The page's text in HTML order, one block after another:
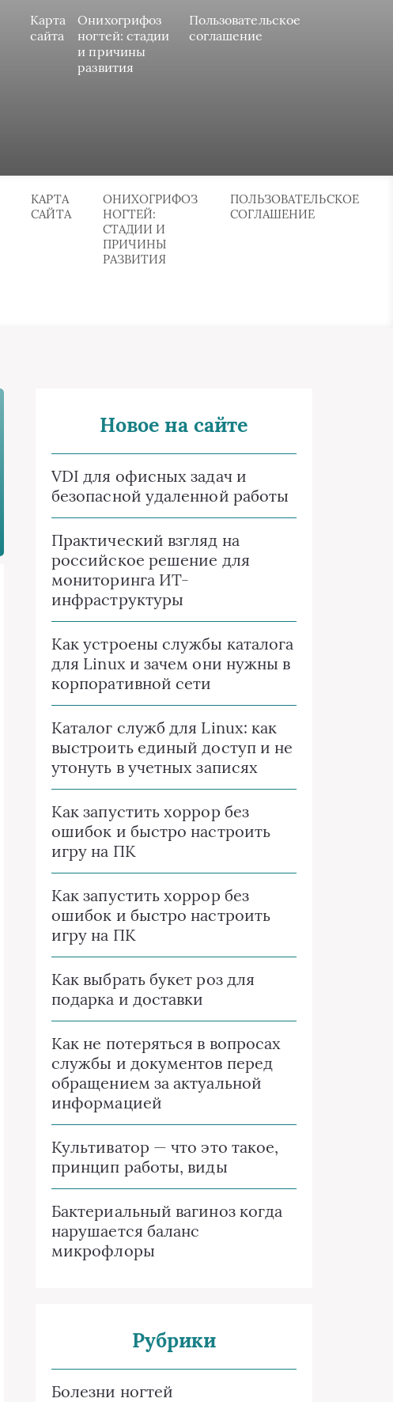
Карта
сайта
Онихогрифоз
ногтей: стадии
и причины
развития
Пользовательское
соглашение
КАРТА
САЙТА
ОНИХОГРИФОЗ
НОГТЕЙ:
СТАДИИ И
ПРИЧИНЫ
РАЗВИТИЯ
ПОЛЬЗОВАТЕЛЬСКОЕ
СОГЛАШЕНИЕ
Новое на сайте
VDI для офисных задач и
безопасной удаленной работы
Практический взгляд на
российское решение для
мониторинга ИТ-
инфраструктуры
Как устроены службы каталога
для Linux и зачем они нужны в
корпоративной сети
Каталог служб для Linux: как
выстроить единый доступ и не
утонуть в учетных записях
Как запустить хоррор без
ошибок и быстро настроить
игру на ПК
Как запустить хоррор без
ошибок и быстро настроить
игру на ПК
Как выбрать букет роз для
подарка и доставки
Как не потеряться в вопросах
службы и документов перед
обращением за актуальной
информацией
Культиватор — что это такое,
принцип работы, виды
Бактериальный вагиноз когда
нарушается баланс
микрофлоры
Рубрики
Болезни ногтей